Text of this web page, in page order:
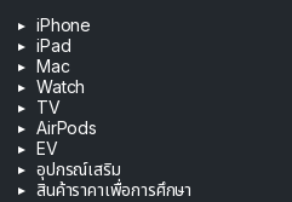
iPhone
iPad
Mac
Watch
TV
AirPods
EV
อุปกรณ์เสริม
สินค้าราคาเพื่อการศึกษา